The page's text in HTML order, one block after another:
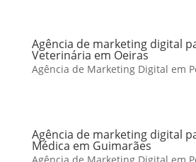
Agência de marketing digital
Veterinária em Oeiras
Agência de Marketing Digital em
Agência de marketing digital
Médica em Guimarães